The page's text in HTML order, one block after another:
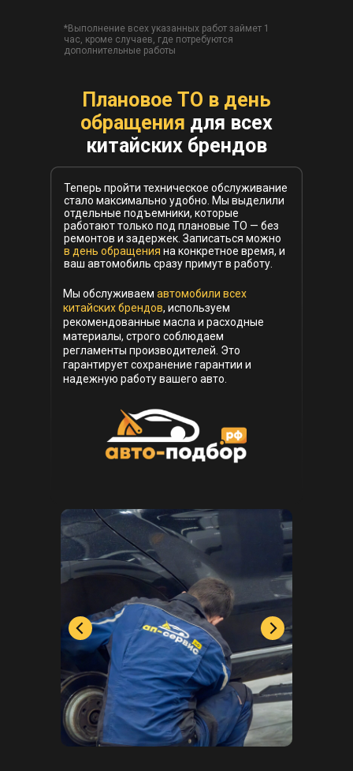
*Выполнение всех указанных работ займет 1
час, кроме случаев, где потребуются
дополнительные работы
Плановое ТО в день
обращения для всех
китайских брендов
Мы обслуживаем автомобили всех
китайских брендов, используем
рекомендованные масла и расходные
материалы, строго соблюдаем
регламенты производителей. Это
гарантирует сохранение гарантии и
надежную работу вашего авто.
Теперь пройти техническое обслуживание
стало максимально удобно. Мы выделили
отдельные подъемники, которые
работают только под плановые ТО — без
ремонтов и задержек. Записаться можно
в день обращения на конкретное время, и
ваш автомобиль сразу примут в работу.